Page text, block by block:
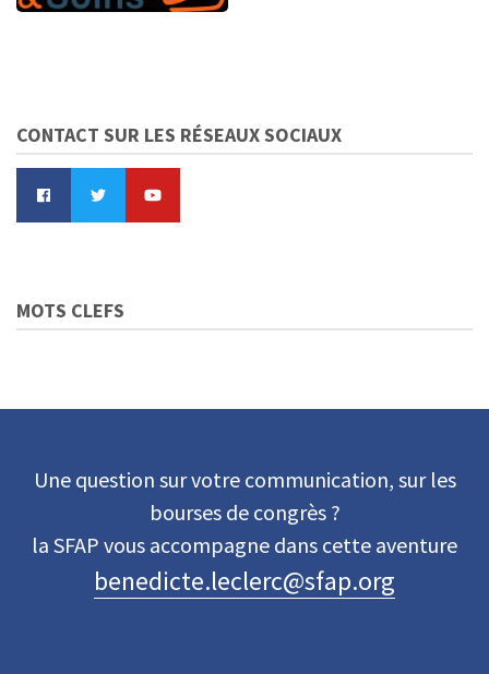
CONTACT SUR LES RÉSEAUX SOCIAUX
MOTS CLEFS
Une question sur votre communication, sur les
bourses de congrès ?
la SFAP vous accompagne dans cette aventure
benedicte.leclerc@sfap.org